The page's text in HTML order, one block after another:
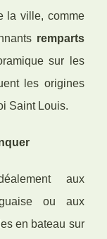
la ville, comme
remparts
sur les
les origines
Saint Louis.
aux
ou aux
en bateau sur